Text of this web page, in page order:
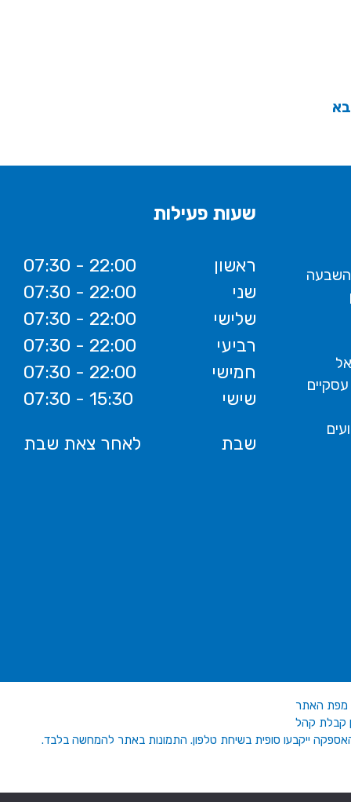
שעות פעילות
ראשון
שני
שלישי
רביעי
חמישי
שישי
שבת
07:30 - 22:00
07:30 - 22:00
07:30 - 22:00
07:30 - 22:00
07:30 - 22:00
07:30 - 15:30
לאחר צאת שבת
מפת האתר
ייקבעו סופית בשיחת טלפון. התמונות באתר להמחשה בלבד.